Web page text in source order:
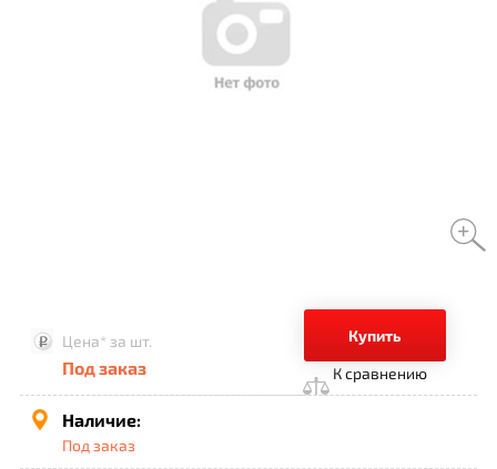
Купить
Цена* за шт.
Под заказ К сравнению
Наличие:
Под заказ